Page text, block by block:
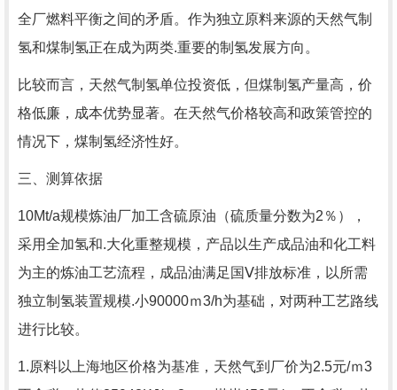
全厂燃料平衡之间的矛盾。作为独立原料来源的天然气制
氢和煤制氢正在成为两类.重要的制氢发展方向。
比较而言，天然气制氢单位投资低，但煤制氢产量高，价
格低廉，成本优势显著。在天然气价格较高和政策管控的
情况下，煤制氢经济性好。
三、测算依据
10Mt/a规模炼油厂加工含硫原油（硫质量分数为2％），
采用全加氢和.大化重整规模，产品以生产成品油和化工料
为主的炼油工艺流程，成品油满足国Ⅴ排放标准，以所需
独立制氢装置规模.小90000ｍ3/h为基础，对两种工艺路线
进行比较。
1.原料以上海地区价格为基准，天然气到厂价为2.5元/ｍ3